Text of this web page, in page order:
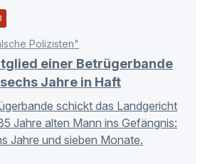
Polizisten"
einer Betrügerbande
Jahre in Haft
schickt das Landgericht
Jahre alten Mann ins Gefängnis:
Jahre und sieben Monate.